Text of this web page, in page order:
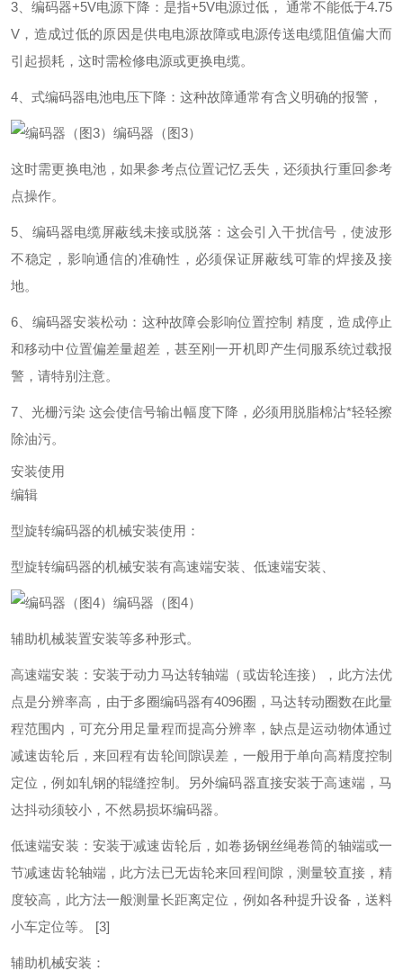
3、编码器+5V电源下降：是指+5V电源过低， 通常不能低于4.75
V，造成过低的原因是供电电源故障或电源传送电缆阻值偏大而
引起损耗，这时需检修电源或更换电缆。
4、式编码器电池电压下降：这种故障通常有含义明确的报警，
编码器（图3）
这时需更换电池，如果参考点位置记忆丢失，还须执行重回参考
点操作。
5、编码器电缆屏蔽线未接或脱落：这会引入干扰信号，使波形
不稳定，影响通信的准确性，必须保证屏蔽线可靠的焊接及接
地。
6、编码器安装松动：这种故障会影响位置控制 精度，造成停止
和移动中位置偏差量超差，甚至刚一开机即产生伺服系统过载报
警，请特别注意。
7、光栅污染 这会使信号输出幅度下降，必须用脱脂棉沾*轻轻擦
除油污。
安装使用
编辑
型旋转编码器的机械安装使用：
型旋转编码器的机械安装有高速端安装、低速端安装、
编码器（图4）
辅助机械装置安装等多种形式。
高速端安装：安装于动力马达转轴端（或齿轮连接），此方法优
点是分辨率高，由于多圈编码器有4096圈，马达转动圈数在此量
程范围内，可充分用足量程而提高分辨率，缺点是运动物体通过
减速齿轮后，来回程有齿轮间隙误差，一般用于单向高精度控制
定位，例如轧钢的辊缝控制。另外编码器直接安装于高速端，马
达抖动须较小，不然易损坏编码器。
低速端安装：安装于减速齿轮后，如卷扬钢丝绳卷筒的轴端或一
节减速齿轮轴端，此方法已无齿轮来回程间隙，测量较直接，精
度较高，此方法一般测量长距离定位，例如各种提升设备，送料
小车定位等。
[3]
辅助机械安装：